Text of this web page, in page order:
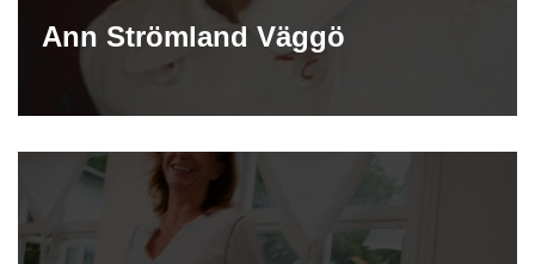
Ann Strömland Väggö